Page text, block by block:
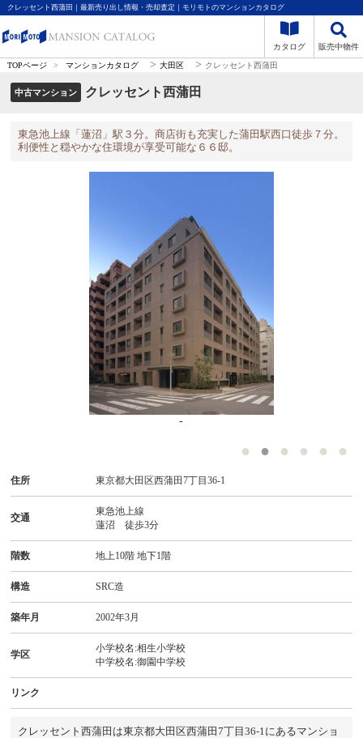
クレッセント西蒲田｜最新売り出し情報・売却査定｜モリモトのマンションカタログ
カタログ 販売中物件
TOPページ > マンションカタログ > 大田区 > クレッセント西蒲田
中古マンション クレッセント西蒲田
東急池上線「蓮沼」駅３分。商店街も充実した蒲田駅西口徒歩７分。
利便性と穏やかな住環境が享受可能な６６邸。
-
住所 東京都大田区西蒲田7丁目36-1
交通
東急池上線
蓮沼 徒歩3分
階数 地上10階 地下1階
構造 SRC造
築年月 2002年3月
学区
小学校名:相生小学校
中学校名:御園中学校
リンク
クレッセント西蒲田は東京都大田区西蒲田7丁目36-1にあるマンショ